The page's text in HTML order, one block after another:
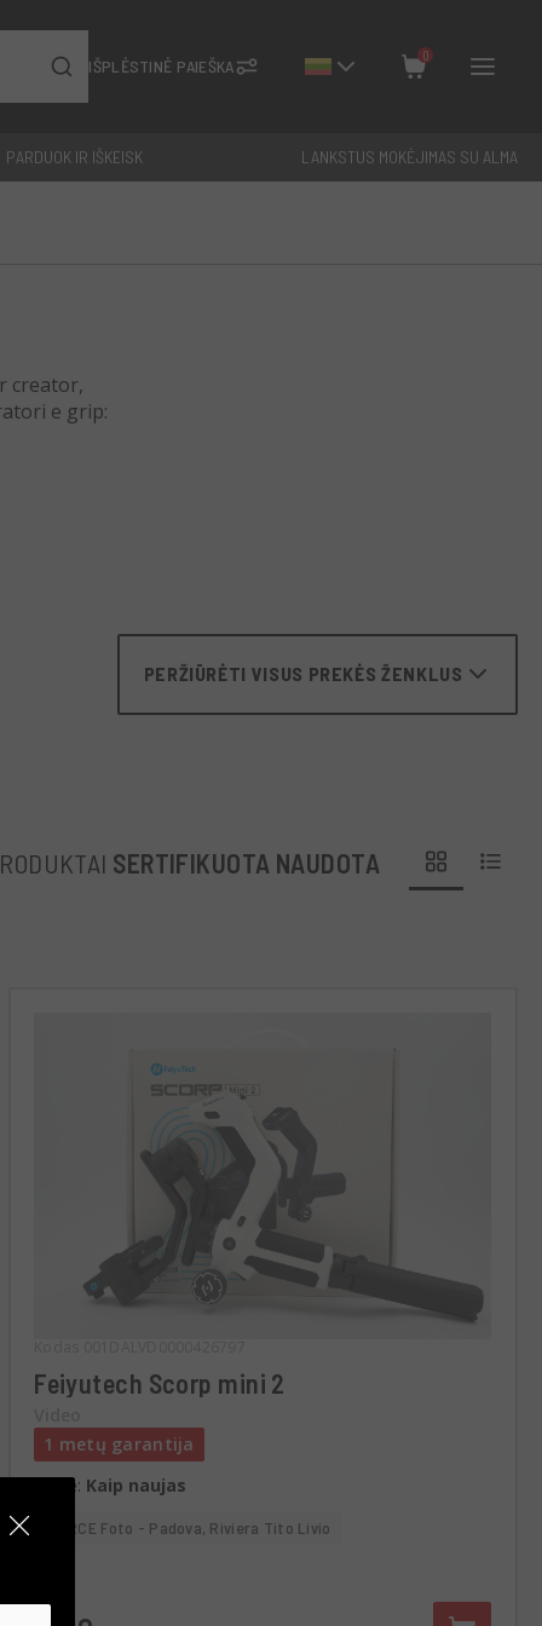
IŠPLĖSTINĖ PAIEŠKA
0
Uždaryti
PARDUOK IR IŠKEISK LANKSTUS MOKĖJIMAS SU ALMA
creator,
e grip:
PERŽIŪRĖTI VISUS PREKĖS ŽENKLUS
SERTIFIKUOTA NAUDOTA
Feiyutech Scorp mini 2
1 metų garantija
Būklė: Kaip naujas
RCE Foto - Padova, Riviera Tito Livio